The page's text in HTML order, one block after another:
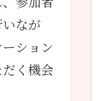
なが
ション
く機会